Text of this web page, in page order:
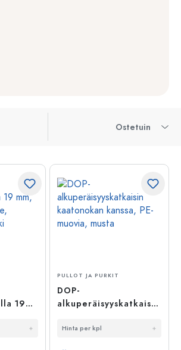
Ostetuin
19
PULLOT JA PURKIT
DOP-
alkuperäisyyskatkaisin
PE-muovia, musta
Hinta per kpl